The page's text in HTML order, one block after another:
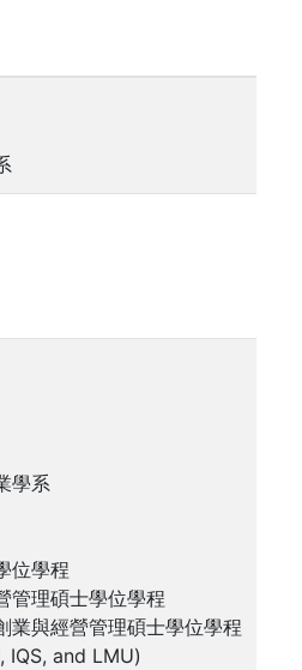
學系
位學程
管理碩士學位學程
業與經營管理碩士學位學程
IQS, and LMU)